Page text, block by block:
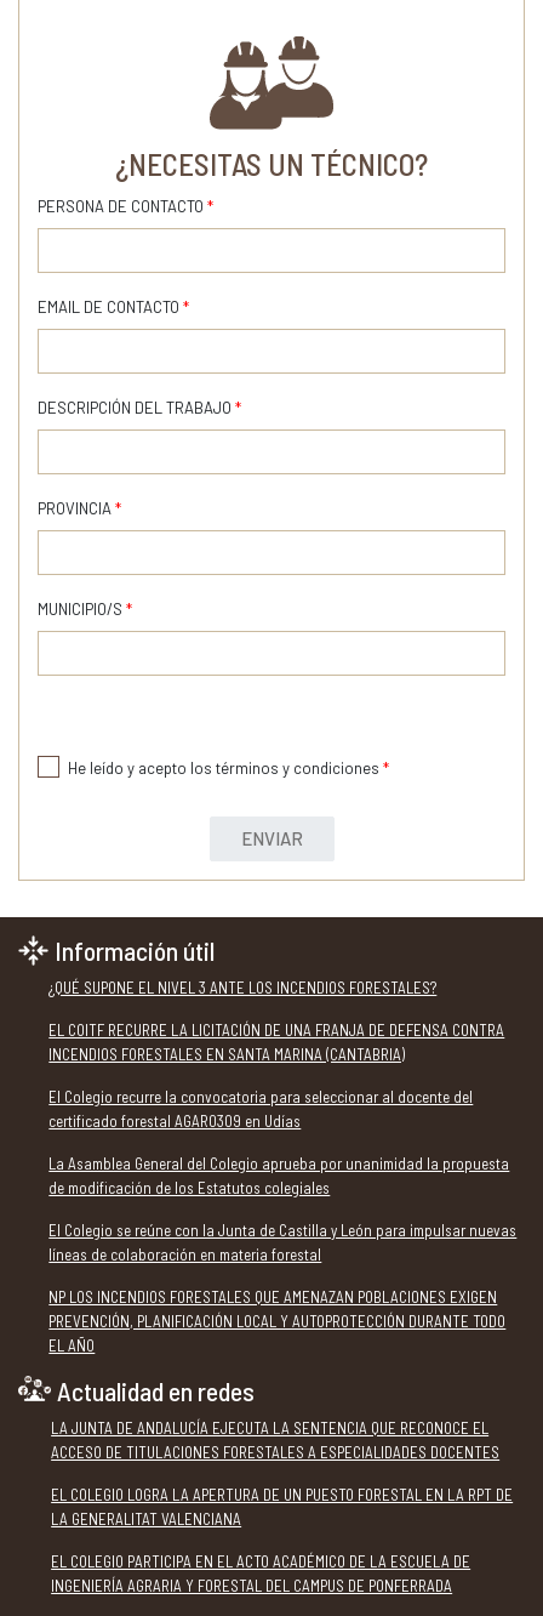
¿NECESITAS UN TÉCNICO?
PERSONA DE CONTACTO *
EMAIL DE CONTACTO *
DESCRIPCIÓN DEL TRABAJO *
PROVINCIA *
MUNICIPIO/S *
He leído y acepto los términos y condiciones *
ENVIAR
Información útil
¿QUÉ SUPONE EL NIVEL 3 ANTE LOS INCENDIOS FORESTALES?
EL COITF RECURRE LA LICITACIÓN DE UNA FRANJA DE DEFENSA CONTRA
INCENDIOS FORESTALES EN SANTA MARINA (CANTABRIA)
El Colegio recurre la convocatoria para seleccionar al docente del
certificado forestal AGAR0309 en Udías
La Asamblea General del Colegio aprueba por unanimidad la propuesta
de modificación de los Estatutos colegiales
El Colegio se reúne con la Junta de Castilla y León para impulsar nuevas
líneas de colaboración en materia forestal
NP LOS INCENDIOS FORESTALES QUE AMENAZAN POBLACIONES EXIGEN
PREVENCIÓN, PLANIFICACIÓN LOCAL Y AUTOPROTECCIÓN DURANTE TODO
EL AÑO
Actualidad en redes
LA JUNTA DE ANDALUCÍA EJECUTA LA SENTENCIA QUE RECONOCE EL
ACCESO DE TITULACIONES FORESTALES A ESPECIALIDADES DOCENTES
EL COLEGIO LOGRA LA APERTURA DE UN PUESTO FORESTAL EN LA RPT DE
LA GENERALITAT VALENCIANA
EL COLEGIO PARTICIPA EN EL ACTO ACADÉMICO DE LA ESCUELA DE
INGENIERÍA AGRARIA Y FORESTAL DEL CAMPUS DE PONFERRADA